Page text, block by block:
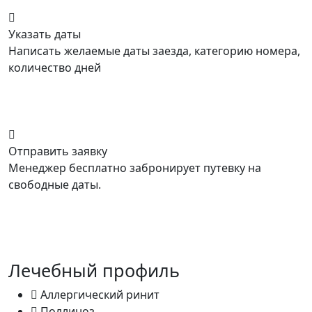
Указать даты
Написать желаемые даты заезда, категорию номера,
количество дней
Отправить заявку
Менеджер бесплатно забронирует путевку на
свободные даты.
Лечебный профиль
Аллергический ринит